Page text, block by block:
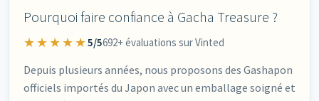
Pourquoi faire confiance à Gacha Treasure ?
★★★★★5/5692+ évaluations sur Vinted
Depuis plusieurs années, nous proposons des Gashapon
officiels importés du Japon avec un emballage soigné et